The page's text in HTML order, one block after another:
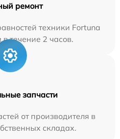
ремонт
техники Fortuna
течение 2 часов.
запчасти
от производителя в
складах.